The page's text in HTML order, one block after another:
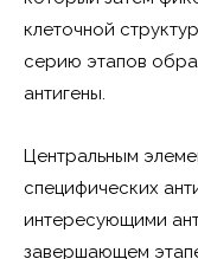
клеточной
серию этапов
антигены.
Центральным
специфических
интересующими
завершающем